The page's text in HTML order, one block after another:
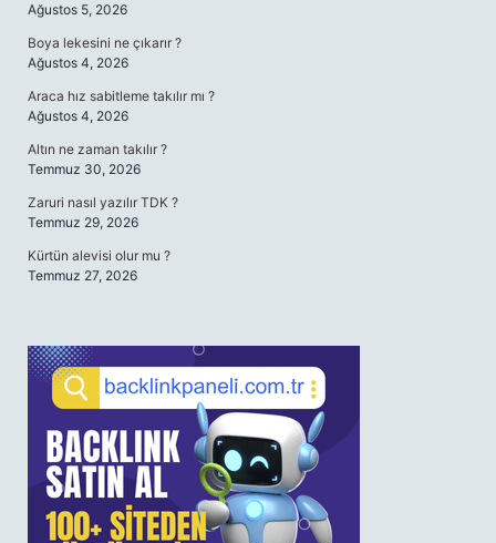
Ağustos 5, 2026
Boya lekesini ne çıkarır ?
Ağustos 4, 2026
Araca hız sabitleme takılır mı ?
Ağustos 4, 2026
Altın ne zaman takılır ?
Temmuz 30, 2026
Zaruri nasıl yazılır TDK ?
Temmuz 29, 2026
Kürtün alevisi olur mu ?
Temmuz 27, 2026